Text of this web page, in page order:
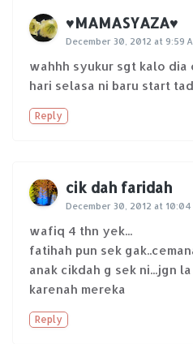
♥MAMASYAZA♥
December 30, 2012 at 9:59
wahhh syukur sgt kalo dia
hari selasa ni baru start
Reply
cik dah faridah
December 30, 2012 at 10:04
wafiq 4 thn yek...
fatihah pun sek
anak cikdah g sek ni...jgn
karenah mereka
Reply